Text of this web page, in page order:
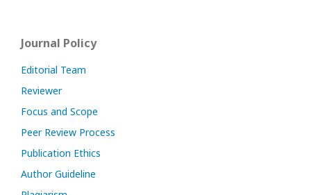
Journal Policy
Editorial Team
Reviewer
Focus and Scope
Peer Review Process
Publication Ethics
Author Guideline